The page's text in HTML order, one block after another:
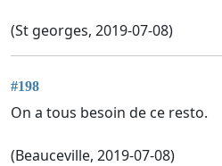
(St georges, 2019-07-08)
#198
On a tous besoin de ce resto.
(Beauceville, 2019-07-08)